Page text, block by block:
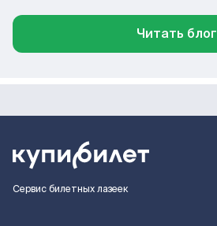
Читать блог
Сервис билетных лазеек